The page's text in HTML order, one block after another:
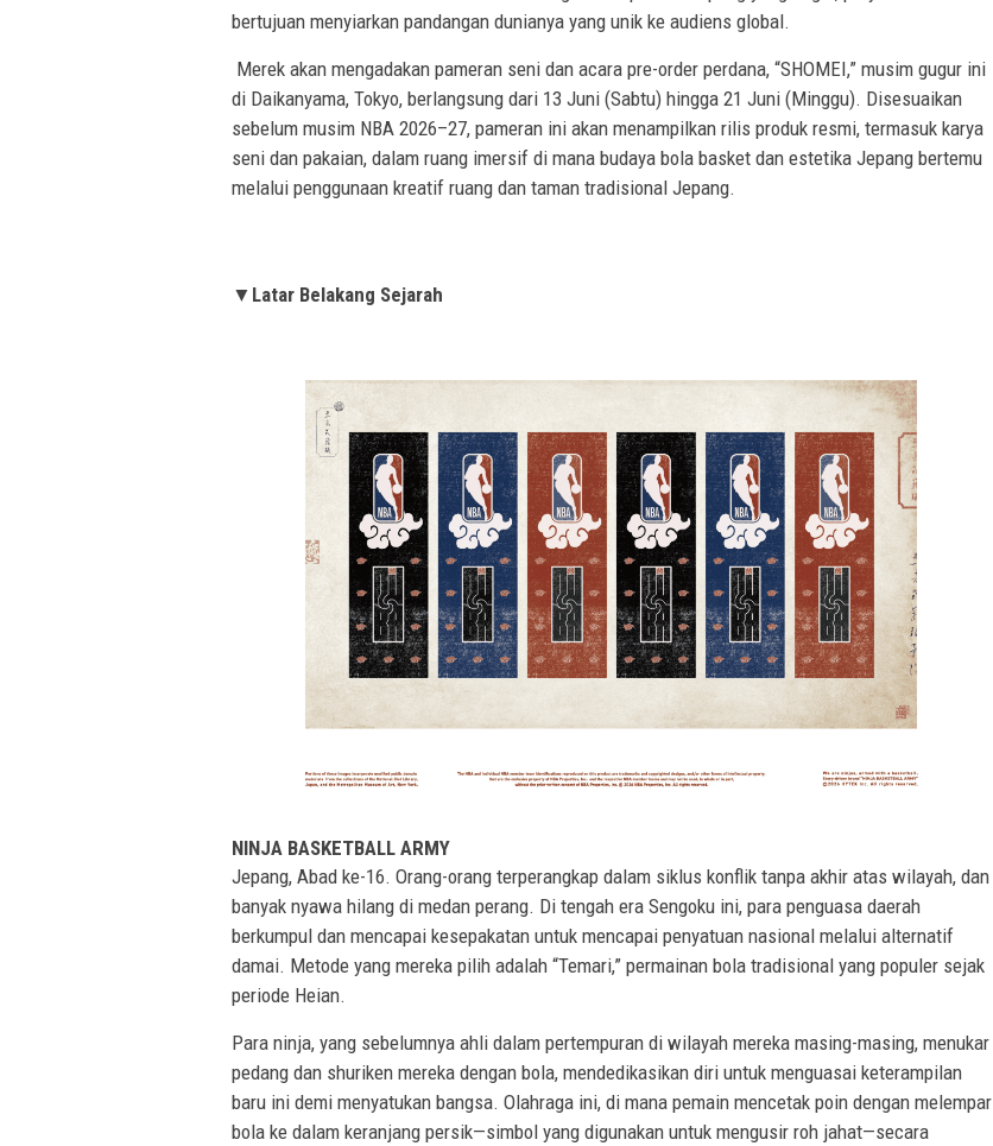
bertujuan menyiarkan pandangan dunianya yang unik ke audiens global.
Merek akan mengadakan pameran seni dan acara pre-order perdana, “SHOMEI,” musim gugur ini
di Daikanyama, Tokyo, berlangsung dari 13 Juni (Sabtu) hingga 21 Juni (Minggu). Disesuaikan
sebelum musim NBA 2026–27, pameran ini akan menampilkan rilis produk resmi, termasuk karya
seni dan pakaian, dalam ruang imersif di mana budaya bola basket dan estetika Jepang bertemu
melalui penggunaan kreatif ruang dan taman tradisional Jepang.
▼Latar Belakang Sejarah
NINJA BASKETBALL ARMY
Jepang, Abad ke-16. Orang-orang terperangkap dalam siklus konflik tanpa akhir atas wilayah, dan
banyak nyawa hilang di medan perang. Di tengah era Sengoku ini, para penguasa daerah
berkumpul dan mencapai kesepakatan untuk mencapai penyatuan nasional melalui alternatif
damai. Metode yang mereka pilih adalah “Temari,” permainan bola tradisional yang populer sejak
periode Heian.
Para ninja, yang sebelumnya ahli dalam pertempuran di wilayah mereka masing-masing, menukar
pedang dan shuriken mereka dengan bola, mendedikasikan diri untuk menguasai keterampilan
baru ini demi menyatukan bangsa. Olahraga ini, di mana pemain mencetak poin dengan melempar
bola ke dalam keranjang persik—simbol yang digunakan untuk mengusir roh jahat—secara